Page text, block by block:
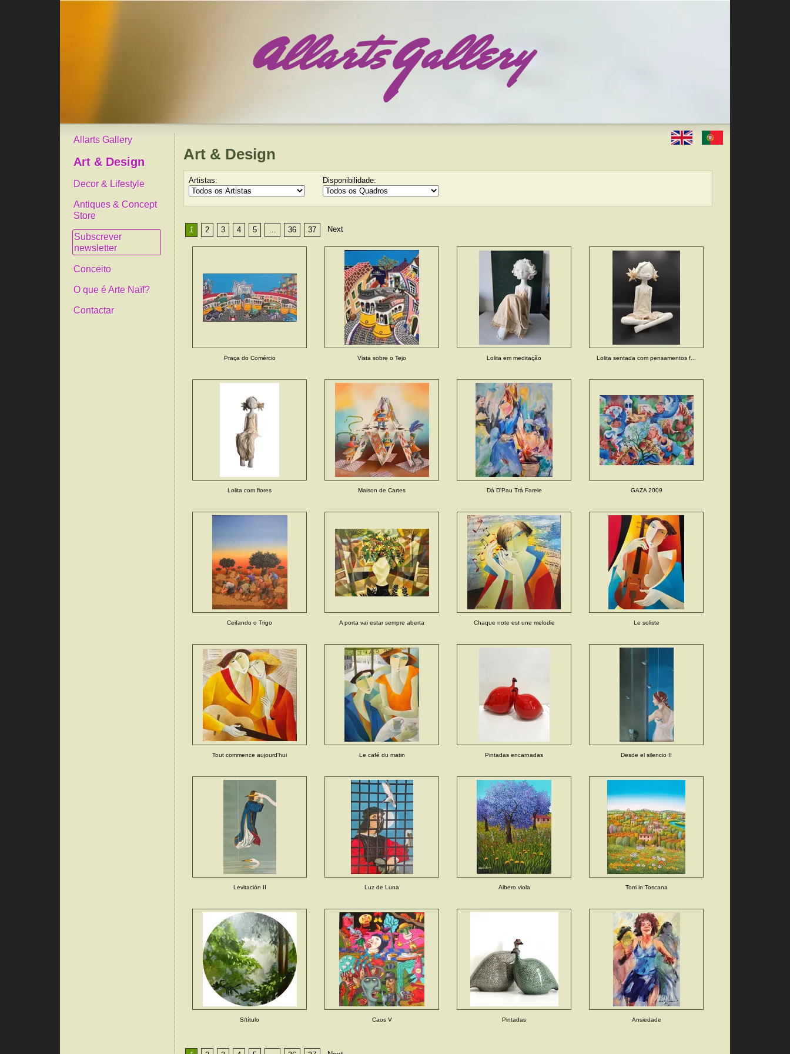
Allarts Gallery
Art & Design
Decor & Lifestyle
Antiques & Concept
Store
Subscrever
newsletter
Conceito
O que é Arte Naïf?
Contactar
Art & Design
Artistas: Disponibilidade:
1 2 3 4 5 … 36 37 Next
Praça do Comércio Vista sobre o Tejo Lolita em meditação Lolita sentada com pensamentos f...
Lolita com flores Maison de Cartes Dá D'Pau Trá Farele GAZA 2009
Ceifando o Trigo A porta vai estar sempre aberta Chaque note est une melodie Le soliste
Tout commence aujourd'hui Le café du matin Pintadas encarnadas Desde el silencio II
Levitación II Luz de Luna Albero viola Torri in Toscana
S/título Caos V Pintadas Ansiedade